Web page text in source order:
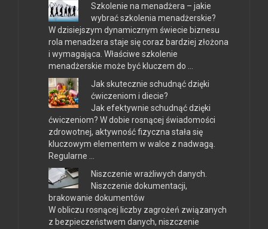
Szkolenie na menadżera – jakie
wybrać szkolenia menadżerskie?
W dzisiejszym dynamicznym świecie biznesu
rola menadżera staje się coraz bardziej złożona
i wymagająca. Właściwe szkolenie
menadżerskie może być kluczem do …
Jak skutecznie schudnąć dzięki
ćwiczeniom i diecie?
Jak efektywnie schudnąć dzięki
ćwiczeniom? W dobie rosnącej świadomości
zdrowotnej, aktywność fizyczna stała się
kluczowym elementem w walce z nadwagą.
Regularne …
Niszczenie wrażliwych danych.
Niszczenie dokumentacji,
brakowanie dokumentów
W obliczu rosnącej liczby zagrożeń związanych
z bezpieczeństwem danych, niszczenie